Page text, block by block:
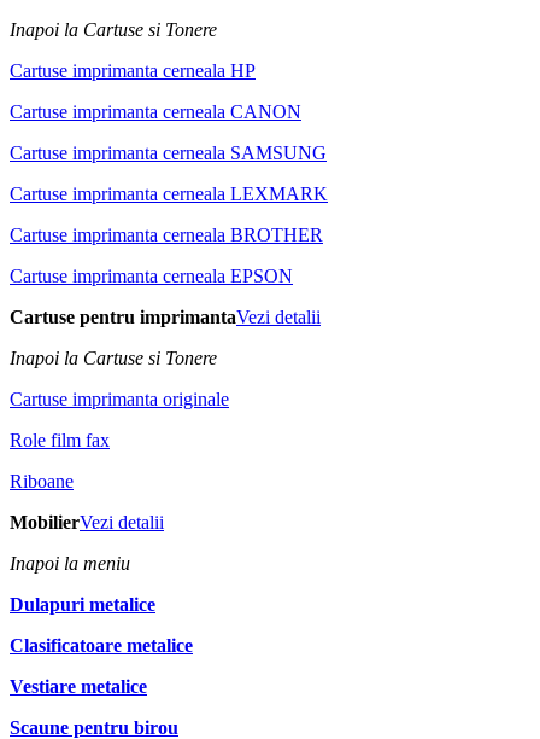
Inapoi la Cartuse si Tonere
Cartuse imprimanta cerneala HP
Cartuse imprimanta cerneala CANON
Cartuse imprimanta cerneala SAMSUNG
Cartuse imprimanta cerneala LEXMARK
Cartuse imprimanta cerneala BROTHER
Cartuse imprimanta cerneala EPSON
Cartuse pentru imprimantaVezi detalii
Inapoi la Cartuse si Tonere
Cartuse imprimanta originale
Role film fax
Riboane
MobilierVezi detalii
Inapoi la meniu
Dulapuri metalice
Clasificatoare metalice
Vestiare metalice
Scaune pentru birou